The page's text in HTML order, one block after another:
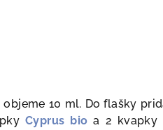
10 ml. Do flašky
Cyprus bio a 2 kvapky